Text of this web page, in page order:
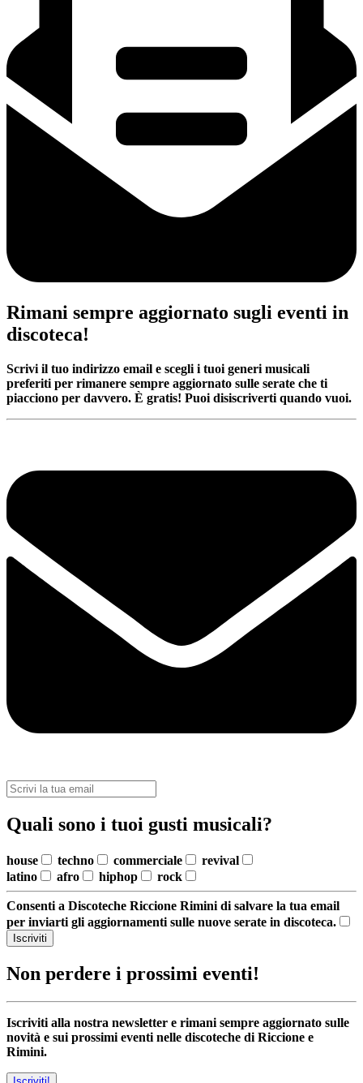
Rimani sempre aggiornato sugli eventi in
discoteca!
Scrivi il tuo indirizzo email e scegli i tuoi generi musicali
preferiti per rimanere sempre aggiornato sulle serate che ti
piacciono per davvero. È gratis! Puoi disiscriverti quando vuoi.
Quali sono i tuoi gusti musicali?
house techno commerciale
revival
latino
afro hiphop rock
Consenti a Discoteche Riccione Rimini di salvare la tua email
per inviarti gli aggiornamenti sulle nuove serate in discoteca.
Iscriviti
Non perdere i prossimi eventi!
Iscriviti alla nostra newsletter e rimani sempre aggiornato sulle
novità e sui prossimi eventi nelle discoteche di Riccione e
Rimini.
Iscriviti!